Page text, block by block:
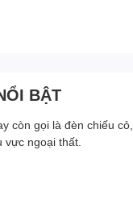
BẬT
còn gọi là đèn chiếu
ngoại thất.